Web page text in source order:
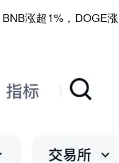
涨超1%，DOGE涨